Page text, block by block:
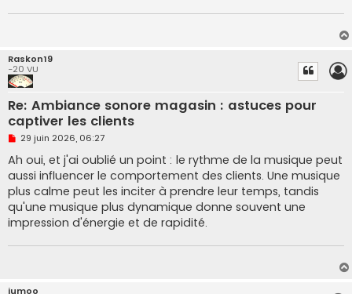
Raskon19
-20 VU
Re: Ambiance sonore magasin : astuces pour
captiver les clients
M
s
s
a
g
e
n
o
n
u
29 juin 2026, 06:27
Ah oui, et j'ai oublié un point : le rythme de la musique peut
aussi influencer le comportement des clients. Une musique
plus calme peut les inciter à prendre leur temps, tandis
qu'une musique plus dynamique donne souvent une
impression d'énergie et de rapidité.
jumoo